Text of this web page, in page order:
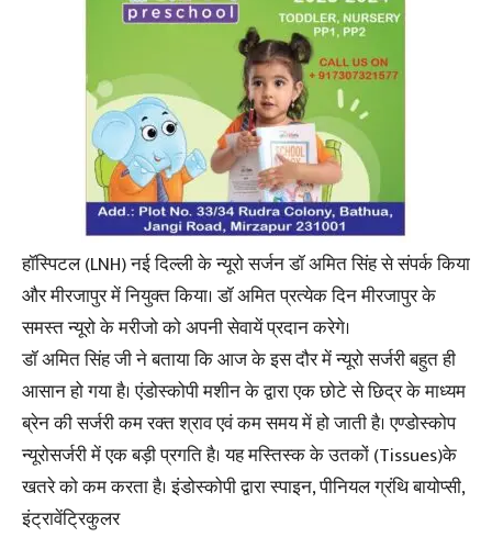
हॉस्पिटल (LNH) नई दिल्ली के न्यूरो सर्जन डॉ अमित सिंह से संपर्क किया
और मीरजापुर में नियुक्त किया। डॉ अमित प्रत्येक दिन मीरजापुर के
समस्त न्यूरो के मरीजो को अपनी सेवायें प्रदान करेगे।
डॉ अमित सिंह जी ने बताया कि आज के इस दौर में न्यूरो सर्जरी बहुत ही
आसान हो गया है। एंडोस्कोपी मशीन के द्वारा एक छोटे से छिद्र के माध्यम
ब्रेन की सर्जरी कम रक्त श्राव एवं कम समय में हो जाती है। एण्डोस्कोप
न्यूरोसर्जरी में एक बड़ी प्रगति है। यह मस्तिस्क के उतकों (Tissues)के
खतरे को कम करता है। इंडोस्कोपी द्वारा स्पाइन, पीनियल ग्रंथि बायोप्सी,
इंट्रावेंट्रिकुलर